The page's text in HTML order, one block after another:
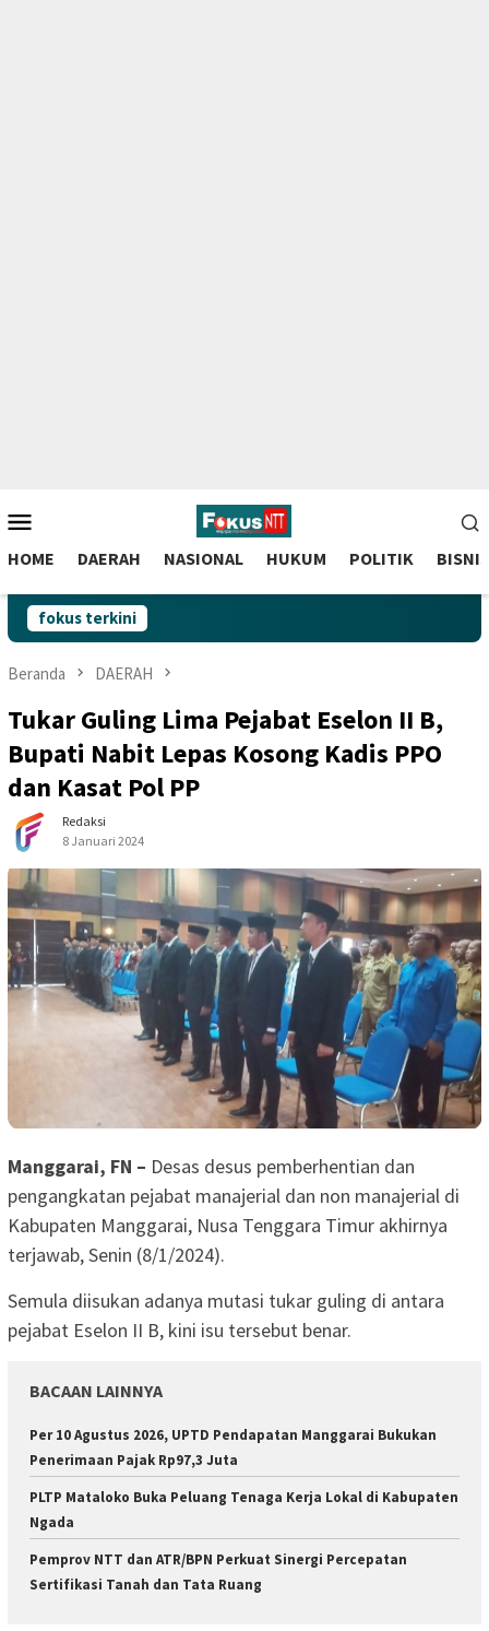
to
contentMobile
HOME DAERAH NASIONAL HUKUM POLITIK BISNIS
fokus terkini
Beranda DAERAH
Tukar Guling Lima Pejabat Eselon II B,
Bupati Nabit Lepas Kosong Kadis PPO
dan Kasat Pol PP
Redaksi
8 Januari 2024
Manggarai, FN – Desas desus pemberhentian dan
pengangkatan pejabat manajerial dan non manajerial di
Kabupaten Manggarai, Nusa Tenggara Timur akhirnya
terjawab, Senin (8/1/2024).
Semula diisukan adanya mutasi tukar guling di antara
pejabat Eselon II B, kini isu tersebut benar.
BACAAN LAINNYA
Per 10 Agustus 2026, UPTD Pendapatan Manggarai Bukukan
Penerimaan Pajak Rp97,3 Juta
PLTP Mataloko Buka Peluang Tenaga Kerja Lokal di Kabupaten
Ngada
Pemprov NTT dan ATR/BPN Perkuat Sinergi Percepatan
Sertifikasi Tanah dan Tata Ruang